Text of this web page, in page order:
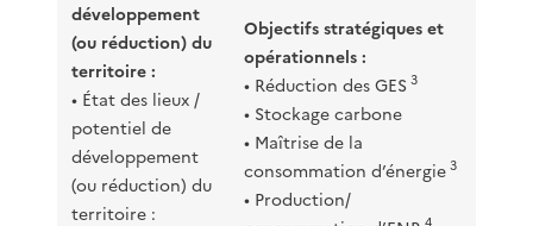
développement
(ou réduction) du
territoire :
• État des lieux /
potentiel de
développement
(ou réduction) du
territoire :
Objectifs stratégiques et
opérationnels :
• Réduction des GES3
• Stockage carbone
• Maîtrise de la
consommation d’énergie3
• Production/